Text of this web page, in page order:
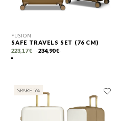
FUSION
SAFE TRAVELS SET (76 CM)
223,17 €
234,90 €
SPARE 5%